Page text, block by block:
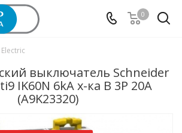
0
выключатель Schneider
IK60N 6kA х-ка B 3P 20А
(A9K23320)